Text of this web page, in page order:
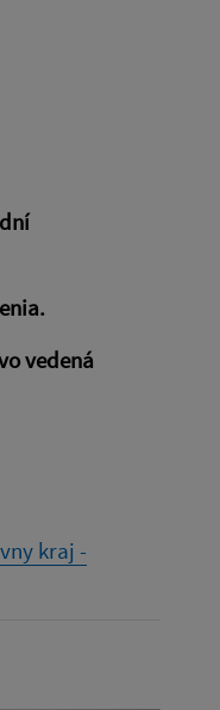
vedená
kraj -